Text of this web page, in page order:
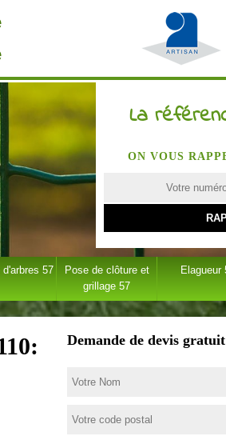
La
ON VOUS
57
Pose de clôture et
grillage 57
Elagueur
Demande de devis gratuit